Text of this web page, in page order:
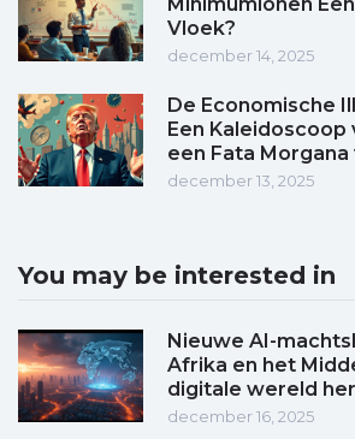
Vloek?
december 14, 2025
De Economische
Een Kaleidoscoop
een Fata Morgana
december 13, 2025
You may be interested in
Nieuwe AI-
Afrika en het
digitale wereld
december 16, 2025